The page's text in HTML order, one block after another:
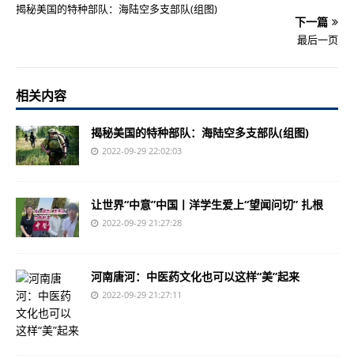
揭秘美国的特种部队：海陆空多支部队(组图)
下一篇
最后一页
相关内容
揭秘美国的特种部队：海陆空多支部队(组图)
2022-09-29 22:02:03
让世界“中意”中国丨洋学生爱上“望闻问切” 扎根
2022-09-29 21:27:28
河南唐河：中医药文化也可以这样“美”起来
2022-09-29 21:27:11